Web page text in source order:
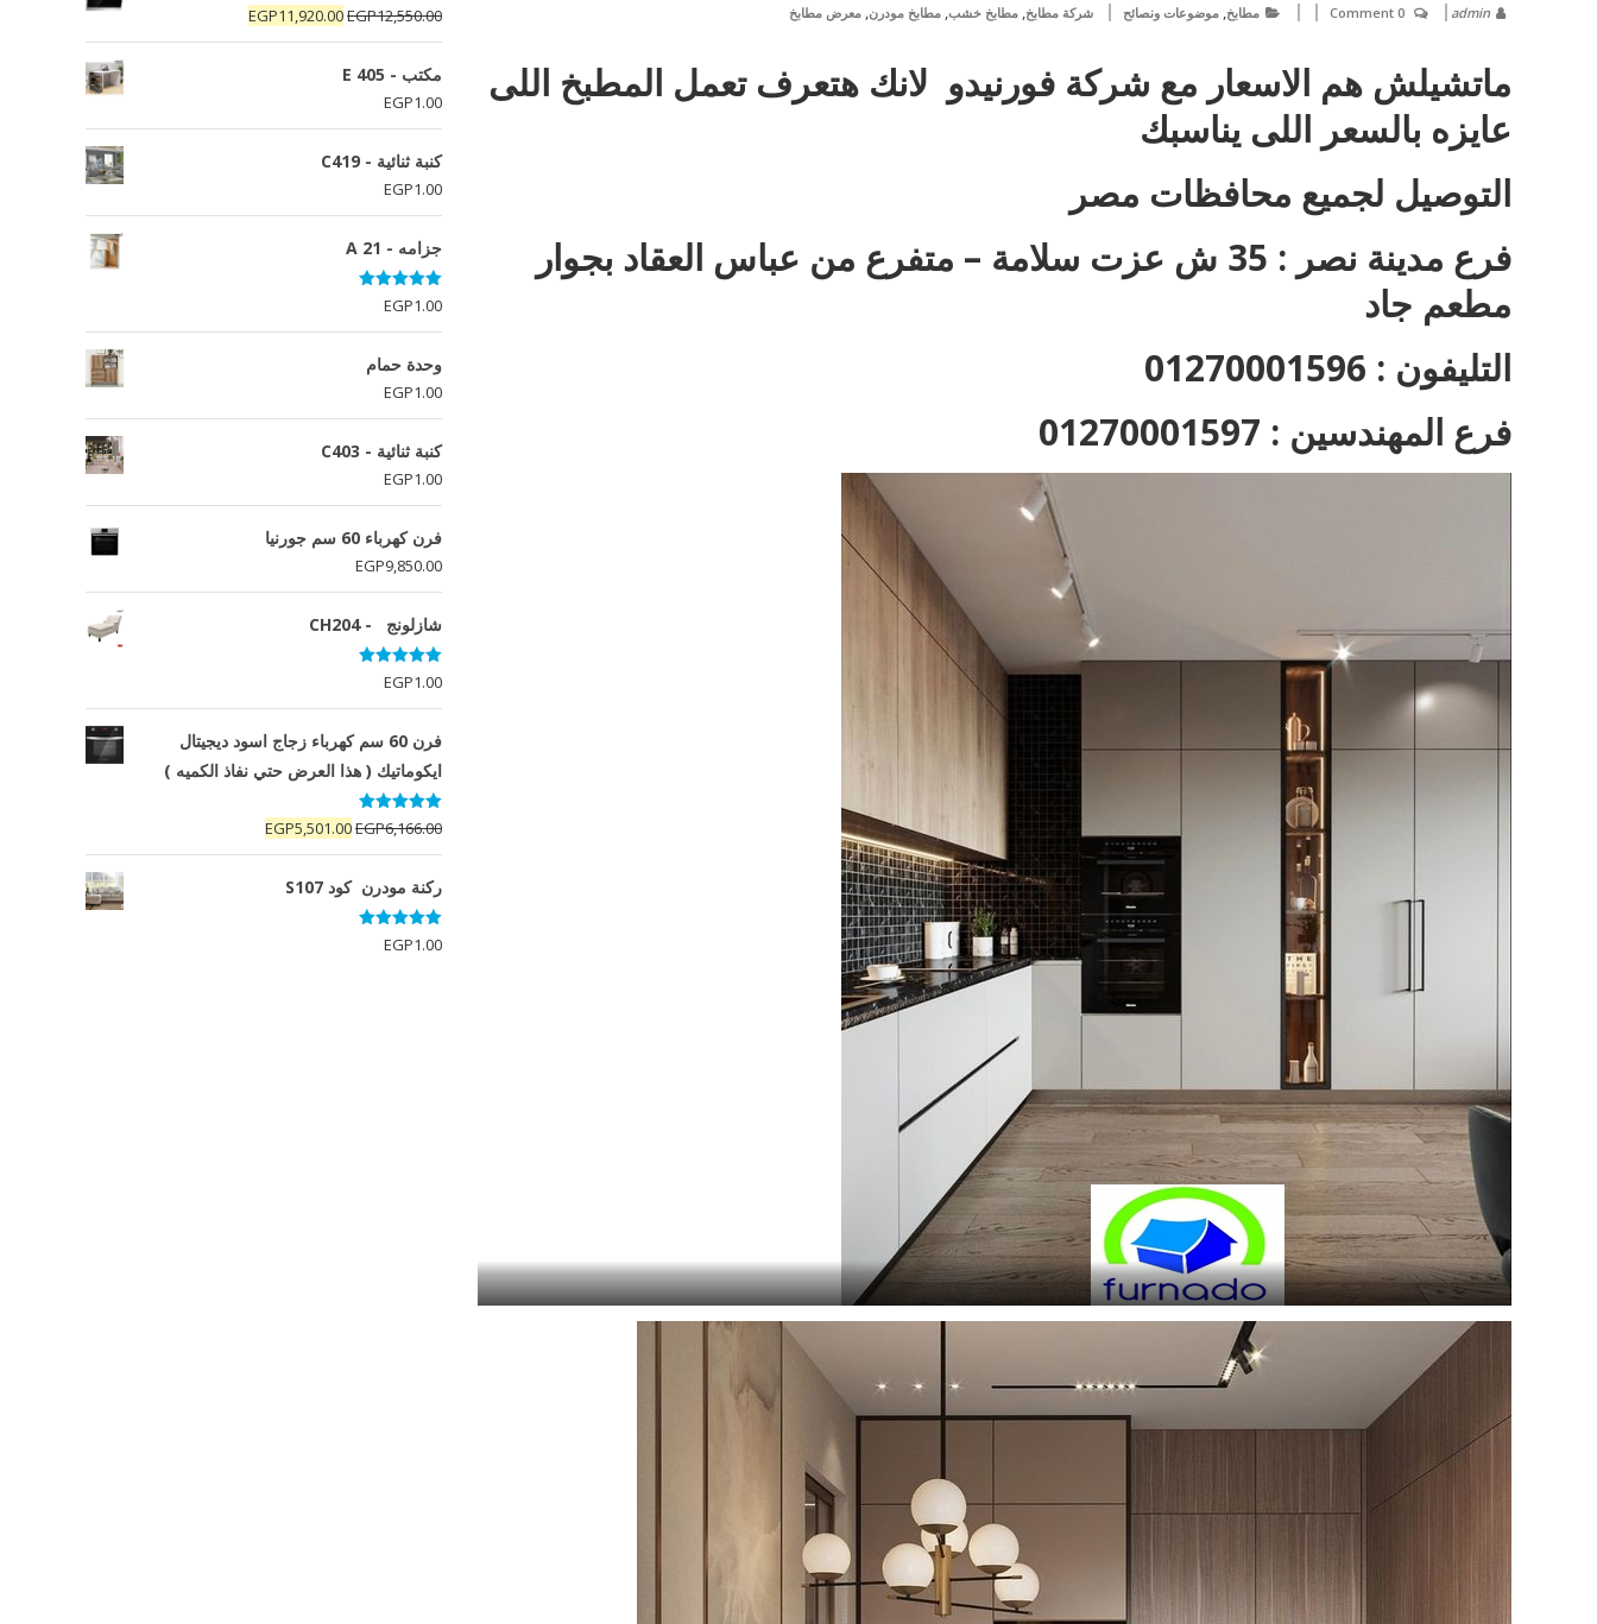
admin
0 Comment مطابخ, موضوعات ونصائح شركة مطابخ, مطابخ خشب, مطابخ مودرن, معرض مطابخ
ماتشيلش هم الاسعار مع شركة فورنيدو لانك هتعرف تعمل المطبخ اللى
عايزه بالسعر اللى يناسبك
التوصيل لجميع محافظات مصر
فرع مدينة نصر : 35 ش عزت سلامة – متفرع من عباس العقاد بجوار
مطعم جاد
التليفون : 01270001596
فرع المهندسين : 01270001597
EGP12,550.00
السعر
الأصلي
هو:
EGP11,920.00
السعر
الحالي
مكتب - E 405
EGP1.00
كنبة ثنائية - C419
EGP1.00
جزامه - A 21
تم التقييم
5.00
من 5
EGP1.00
وحدة حمام
EGP1.00
كنبة ثنائية - C403
EGP1.00
فرن كهرباء 60 سم جورنيا
EGP9,850.00
شازلونج - CH204
تم التقييم
5.00
من 5
EGP1.00
فرن 60 سم كهرباء زجاج اسود ديجيتال
ايكوماتيك ( هذا العرض حتي نفاذ الكميه )
تم التقييم
5.00 من 5EGP6,166.00
السعر
الأصلي
هو:
EGP5,501.00
السعر
الحالي
ركنة مودرن كود S107
تم التقييم
5.00
من 5
EGP1.00